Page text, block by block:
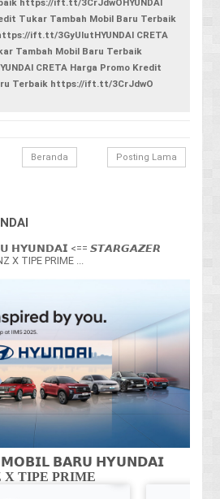
Tukar Tambah Mobil Baru Terbaik
ift.tt/3GyUlutHYUNDAI CRETA
Tambah Mobil Baru Terbaik
CRETA Harga Promo Kredit
Terbaik https://ift.tt/3CrJdwO
Posting Lama
Beranda
𝗛𝗬𝗨𝗡𝗗𝗔𝗜 <== 𝙎𝙏𝘼𝙍𝙂𝘼𝙕𝙀𝙍
TIPE PRIME ...
𝗕𝗔𝗥𝗨 𝗛𝗬𝗨𝗡𝗗𝗔𝗜
X TIPE PRIME